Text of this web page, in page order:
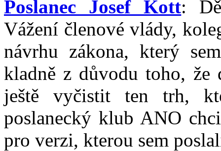
Poslanec Josef Kott:
Vážení členové vlády,
návrhu zákona, který
kladně z důvodu toho, že
ještě vyčistit ten trh,
poslanecký klub ANO
pro verzi, kterou sem